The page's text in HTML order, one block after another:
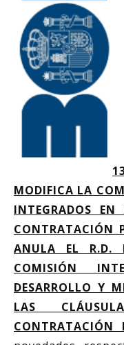
MODIFICA LA
INTEGRADOS
CONTRATACIÓN
ANULA EL R.D.
COMISIÓN
DESARROLLO Y
LAS
CONTRATACIÓN